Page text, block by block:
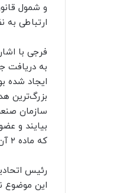
و شمول
ارتباطی به
فرجی با
به دریافت
ایجاد شده
بزرگ‌ترین
سازمان
که ماده ۲ آن را برای شما توضیح دادم.»
رئیس
این موضوع